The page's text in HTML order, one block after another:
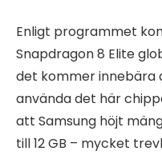
Enligt programmet
Snapdragon 8 Elite
det kommer
använda det här
att Samsung höjt
till 12 GB – mycket